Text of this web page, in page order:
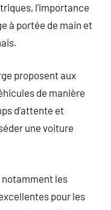
l’importance
à portée de main et
proposent aux
de manière
d’attente et
une voiture
notamment les
pour les